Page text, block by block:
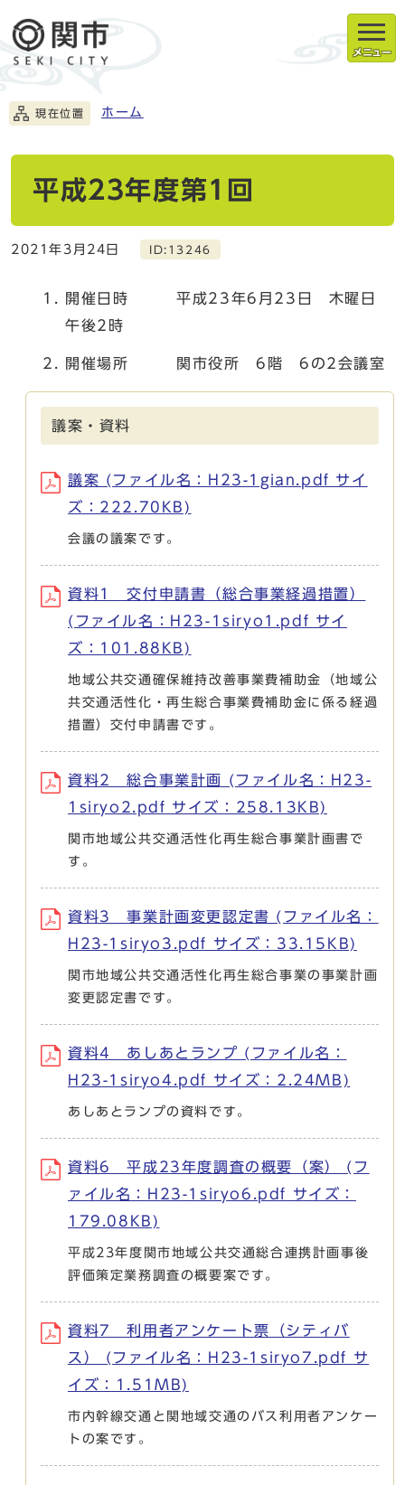
メニュー
現在位置 ホーム
平成23年度第1回
2021年3月24日 ID:13246
開催日時 平成23年6月23日 木曜日
午後2時
開催場所 関市役所 6階 6の2会議室
議案・資料
議案 (ファイル名：H23-1gian.pdf サイ
ズ：222.70KB)
会議の議案です。
資料1 交付申請書（総合事業経過措置）
(ファイル名：H23-1siryo1.pdf サイ
ズ：101.88KB)
地域公共交通確保維持改善事業費補助金（地域公
共交通活性化・再生総合事業費補助金に係る経過
措置）交付申請書です。
資料2 総合事業計画 (ファイル名：H23-
1siryo2.pdf サイズ：258.13KB)
関市地域公共交通活性化再生総合事業計画書で
す。
資料3 事業計画変更認定書 (ファイル名：
H23-1siryo3.pdf サイズ：33.15KB)
関市地域公共交通活性化再生総合事業の事業計画
変更認定書です。
資料4 あしあとランプ (ファイル名：
H23-1siryo4.pdf サイズ：2.24MB)
あしあとランプの資料です。
資料6 平成23年度調査の概要（案） (フ
ァイル名：H23-1siryo6.pdf サイズ：
179.08KB)
平成23年度関市地域公共交通総合連携計画事後
評価策定業務調査の概要案です。
資料7 利用者アンケート票（シティバ
ス） (ファイル名：H23-1siryo7.pdf サ
イズ：1.51MB)
市内幹線交通と関地域交通のバス利用者アンケー
トの案です。